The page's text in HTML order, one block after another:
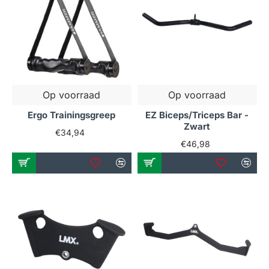
Extra informatie en tips
Combineren met andere
fitnessapparatuur
Om je training compleet te maken, kun je een kabel
pulley systeem combineren met andere
fitnessapparaten, zoals een
trainingsbank
dipbar. Deze combinaties bieden je de mogelijkheid
om een complete workout te creëren die al je
THUIS FITNESS VERBETEREN
loopbandof een fietstrainer
om je cardiovasculaire
gezondheid te verbeteren. Deze apparaten zijn een
uitstekende aanvulling op je kabel pulley systeem.
Op voorraad
Ergo Trainingsgreep
€34,94
Op voorraad
EZ Biceps/Triceps Bar -
Zwart
€46,98